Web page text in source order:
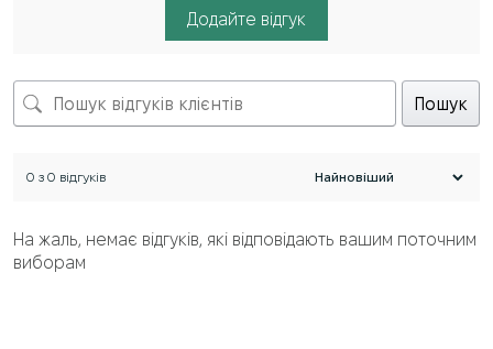
Додайте відгук
Пошук
0 з 0 відгуків
На жаль, немає відгуків, які відповідають вашим поточним
виборам